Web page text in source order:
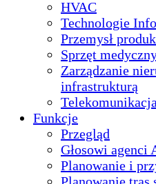
HVAC
Technologie
Przemysł
Sprzęt
Zarządzanie
infrastrukturą
Telekomunikacja
Funkcje
Przegląd
Głosowi agenci
Planowanie i